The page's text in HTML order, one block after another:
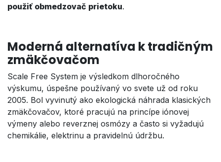
použiť obmedzovač prietoku.
Moderná alternatíva k tradičným
zmäkčovačom
Scale Free System je výsledkom dlhoročného
výskumu, úspešne používaný vo svete už od roku
2005. Bol vyvinutý ako ekologická náhrada klasických
zmäkčovačov, ktoré pracujú na princípe iónovej
výmeny alebo reverznej osmózy a často si vyžadujú
chemikálie, elektrinu a pravidelnú údržbu.